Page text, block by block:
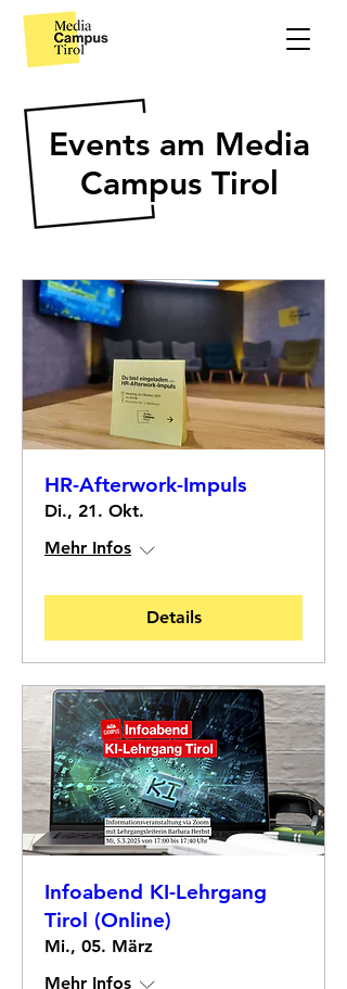
Events am Media
Campus Tirol
HR-Afterwork-Impuls
Di., 21. Okt.
Mehr Infos
Details
Infoabend KI-Lehrgang
Tirol (Online)
Mi., 05. März
Mehr Infos